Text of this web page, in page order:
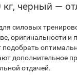
черный —
силовых
дополнительное
отдачей.